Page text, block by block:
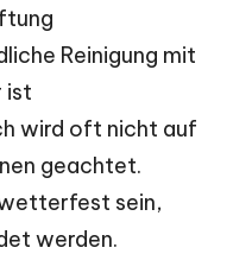
Reinigung mit
ist
wird oft nicht auf
geachtet.
sein,
werden.